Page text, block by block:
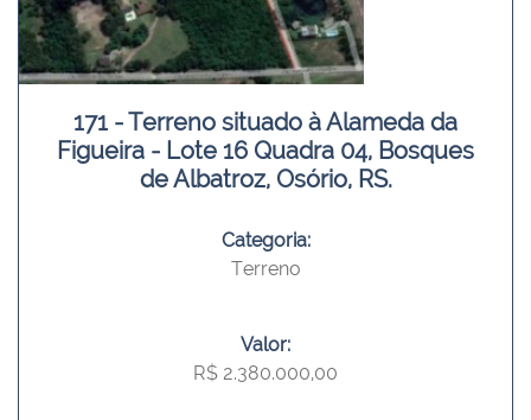
171 - Terreno situado à Alameda da
Figueira - Lote 16 Quadra 04, Bosques
de Albatroz, Osório, RS.
Categoria:
Terreno
Valor:
R$ 2.380.000,00